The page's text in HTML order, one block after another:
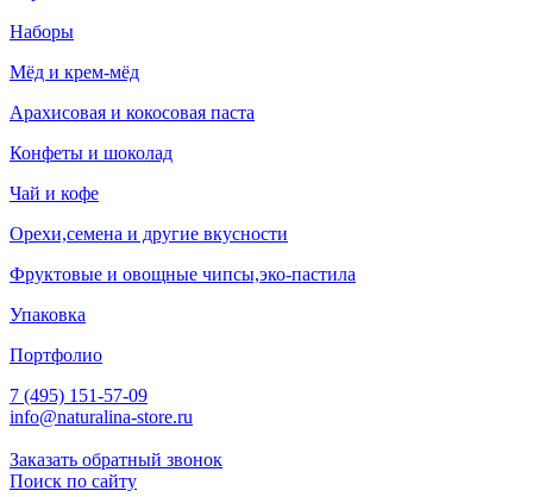
Наборы
Мёд и крем-мёд
Арахисовая и кокосовая паста
Конфеты и шоколад
Чай и кофе
Орехи,семена и другие вкусности
Фруктовые и овощные чипсы,эко-пастила
Упаковка
Портфолио
7 (495) 151-57-09
info@naturalina-store.ru
Заказать обратный звонок
Поиск по сайту